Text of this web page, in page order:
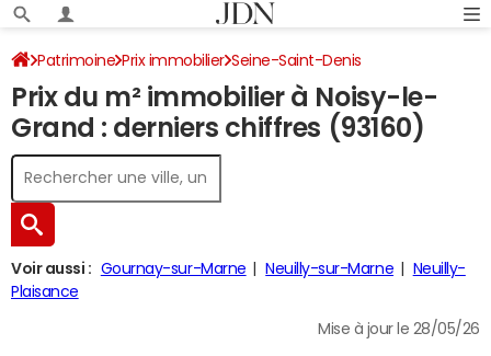
Patrimoine Prix immobilier Seine-Saint-Denis
Noisy-le-Grand
Prix du m² immobilier à Noisy-le-
Grand : derniers chiffres (93160)
Voir aussi : Gournay-sur-Marne Neuilly-sur-Marne
Neuilly-
Plaisance
Mise à jour le 28/05/26